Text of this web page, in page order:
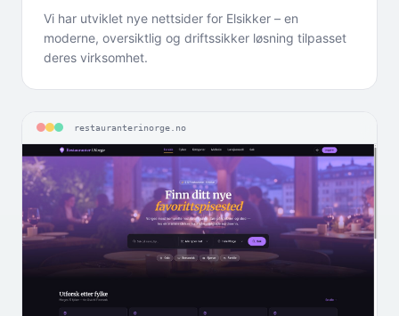
Vi har utviklet nye nettsider for Elsikker – en
moderne, oversiktlig og driftssikker løsning tilpasset
deres virksomhet.
restauranterinorge.no